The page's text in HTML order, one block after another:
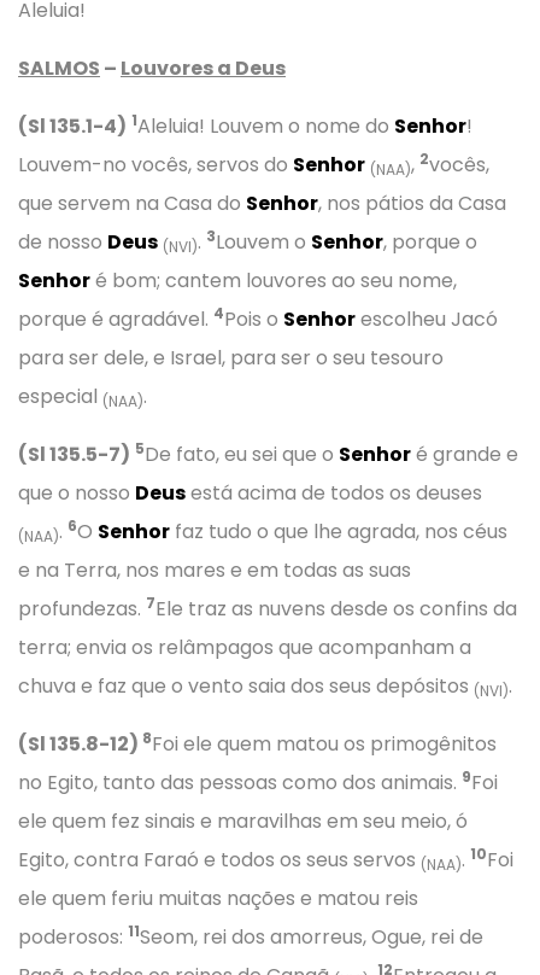
Aleluia!
SALMOS – Louvores a Deus
(Sl 135.1-4) 1Aleluia! Louvem o nome do Senhor!
Louvem-no vocês, servos do Senhor (NAA), 2vocês,
que servem na Casa do Senhor, nos pátios da Casa
de nosso Deus (NVI). 3Louvem o Senhor, porque o
Senhoré bom; cantem louvores ao seu nome,
porque é agradável. 4Pois o Senhorescolheu Jacó
para ser dele, e Israel, para ser o seu tesouro
especial (NAA).
(Sl 135.5-7) 5De fato, eu sei que o Senhoré grande e
que o nosso Deusestá acima de todos os deuses
(NAA). 6O Senhor faz tudo o que lhe agrada, nos céus
e na Terra, nos mares e em todas as suas
profundezas. 7Ele traz as nuvens desde os confins da
terra; envia os relâmpagos que acompanham a
chuva e faz que o vento saia dos seus depósitos (NVI).
(Sl 135.8-12) 8Foi ele quem matou os primogênitos
no Egito, tanto das pessoas como dos animais. 9Foi
ele quem fez sinais e maravilhas em seu meio, ó
Egito, contra Faraó e todos os seus servos (NAA). 10Foi
ele quem feriu muitas nações e matou reis
poderosos: 11Seom, rei dos amorreus, Ogue, rei de
12